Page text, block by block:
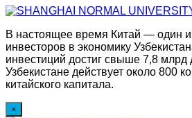
В настоящее время Китай — один
инвесторов в экономику
инвестиций достиг свыше 7,8
Узбекистане действует около 800
китайского капитала.
×